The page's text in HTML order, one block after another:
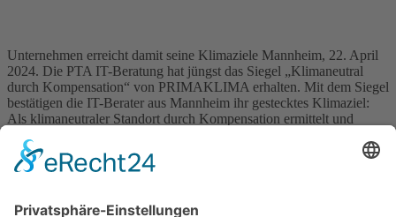
Unternehmen erreicht damit seine Klimaziele Mannheim, 22. April
2024. Die PTA IT-Beratung hat jüngst das Siegel „Klimaneutral
durch Kompensation“ von PRIMAKLIMA erhalten. Mit dem Siegel
bestätigen die IT-Berater aus Mannheim ihr gestecktes Klimaziel:
Als klimaneutraler Standort durch Kompensation ermittelt und
Emissionen aus der Wärmeerzeugung, der Stromversorgung und
[…]